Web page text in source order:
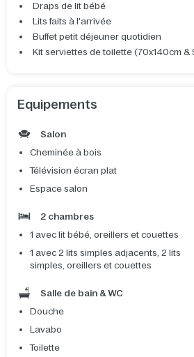
Draps de lit bébé
Lits faits à l'arrivée
Buffet petit déjeuner quotidien
Kit serviettes de toilette (70x140cm &
Equipements
Salon
Cheminée à bois
Télévision écran plat
Espace salon
2 chambres
1 avec lit bébé, oreillers et couettes
1 avec 2 lits simples adjacents, 2 lits
simples, oreillers et couettes
Salle de bain & WC
Douche
Lavabo
Toilette